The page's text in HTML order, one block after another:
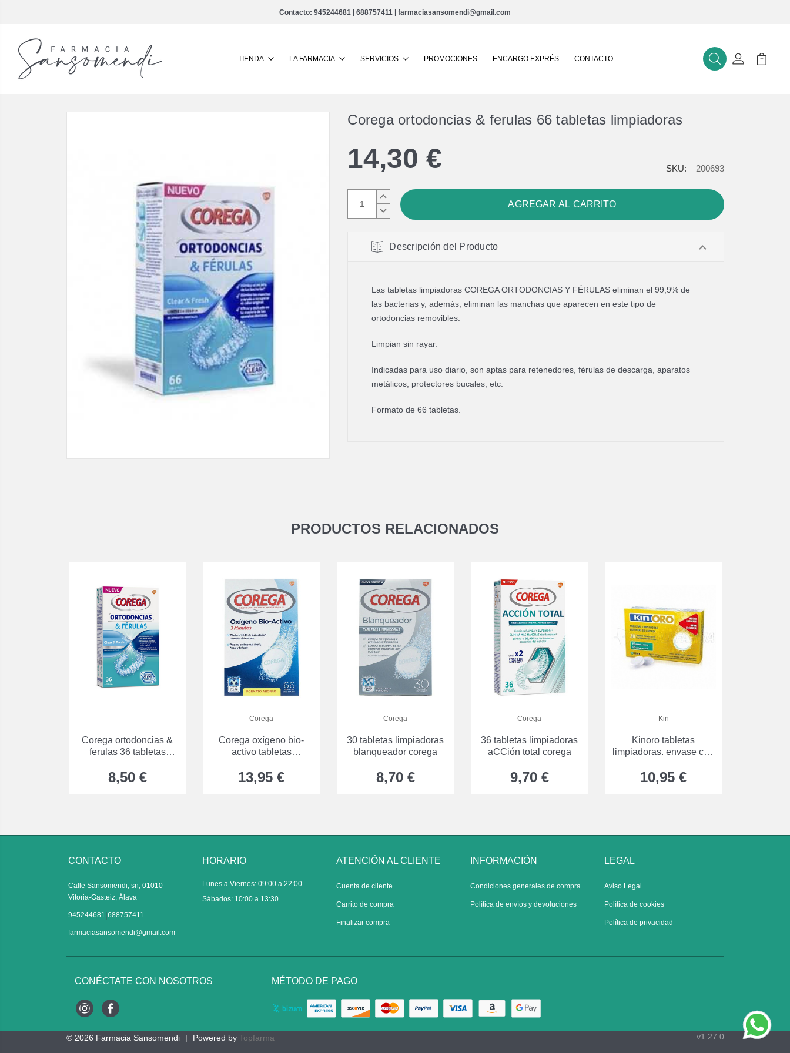
Contacto: 945244681 | 688757411 | farmaciasansomendi@gmail.com
TIENDA LA FARMACIA SERVICIOS PROMOCIONES ENCARGO EXPRÉS CONTACTO BuscarMi Cuenta
Mi
Corega ortodoncias & ferulas 66 tabletas limpiadoras
14,30 €
AUMENTAR
CANTIDAD:
DISMINUIR
CANTIDAD:
SKU: 200693
Descripción del Producto
Las tabletas limpiadoras COREGA ORTODONCIAS Y FÉRULAS eliminan el 99,9% de
las bacterias y, además, eliminan las manchas que aparecen en este tipo de
ortodoncias removibles.
Limpian sin rayar.
Indicadas para uso diario, son aptas para retenedores, férulas de descarga, aparatos
metálicos, protectores bucales, etc.
Formato de 66 tabletas.
PRODUCTOS RELACIONADOS
Corega ortodoncias &
ferulas 36 tabletas
8,50 €
Corega
Corega oxígeno bio-
activo tabletas
13,95 €
Corega
30 tabletas limpiadoras
blanqueador corega
8,70 €
Corega
36 tabletas limpiadoras
aCCión total corega
9,70 €
Kin
Kinoro tabletas
limpiadoras. envase con
10,95 €
CONTACTO
Calle Sansomendi, sn, 01010
Vitoria-Gasteiz, Álava
945244681|688757411
farmaciasansomendi@gmail.com
HORARIO
Lunes a Viernes: 09:00 a 22:00
Sábados: 10:00 a 13:30
ATENCIÓN AL CLIENTE
Cuenta de cliente
Carrito de compra
Finalizar compra
INFORMACIÓN
Condiciones generales de compra
Política de envíos y devoluciones
LEGAL
Aviso Legal
Política de cookies
Política de privacidad
CONÉCTATE CON NOSOTROS
InstagramFacebook
MÉTODO DE PAGO
© 2026 Farmacia Sansomendi | Powered by Topfarma v1.27.0